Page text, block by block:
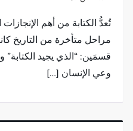
تُعدُّ الكتابة من أهم
مراحل متأخرة من التاريخ
قسمَين: “الذي يجيد الكتابة”
وعي الإنسان […]